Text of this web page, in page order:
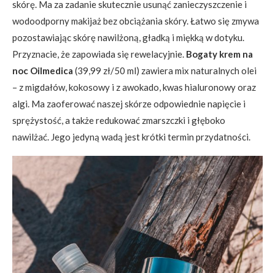
skórę. Ma za zadanie skutecznie usunąć zanieczyszczenie i
wodoodporny makijaż bez obciążania skóry. Łatwo się zmywa
pozostawiając skórę nawilżoną, gładką i miękką w dotyku.
Przyznacie, że zapowiada się rewelacyjnie. Bogaty krem na
noc Oilmedica (39,99 zł/50 ml) zawiera mix naturalnych olei
– z migdałów, kokosowy i z awokado, kwas hialuronowy oraz
algi. Ma zaoferować naszej skórze odpowiednie napięcie i
sprężystość, a także redukować zmarszczki i głęboko
nawilżać. Jego jedyną wadą jest krótki termin przydatności.